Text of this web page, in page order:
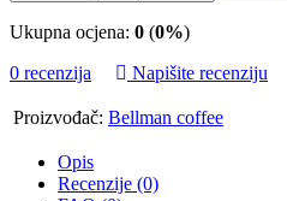
Ukupna ocjena: 0 (0%)
0 recenzija
Napišite recenziju
Proizvođač: Bellman coffee
Opis
Recenzije (0)